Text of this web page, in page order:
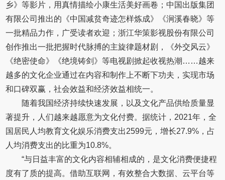
乡》等影片，用真情描绘小康生活美好画卷；中国出版集团
有限公司推出的《中国减贫奇迹怎样炼成》《涧溪春晓》等
一批精品力作，广受读者欢迎；浙江华策影视股份有限公司
创作推出一批把握时代脉搏的主旋律题材剧，《外交风云》
《绝密使命》《绝境铸剑》等电视剧掀起收视热潮……越来
越多的文化企业通过在内容和制作上不断下功夫，实现市场
和口碑双赢，社会效益和经济效益相统一。
随着我国经济持续快速发展，以及文化产品供给质量显
著提升，人们越来越愿意为文化付费。据统计，2021年，全
国居民人均教育文化娱乐消费支出2599元，增长27.9%，占
人均消费支出的比重为10.8%。
“与日益丰富的文化内容相辅相成的，是文化消费便捷程
度有了质的提高。借助互联网，有效整合大数据、云平台等